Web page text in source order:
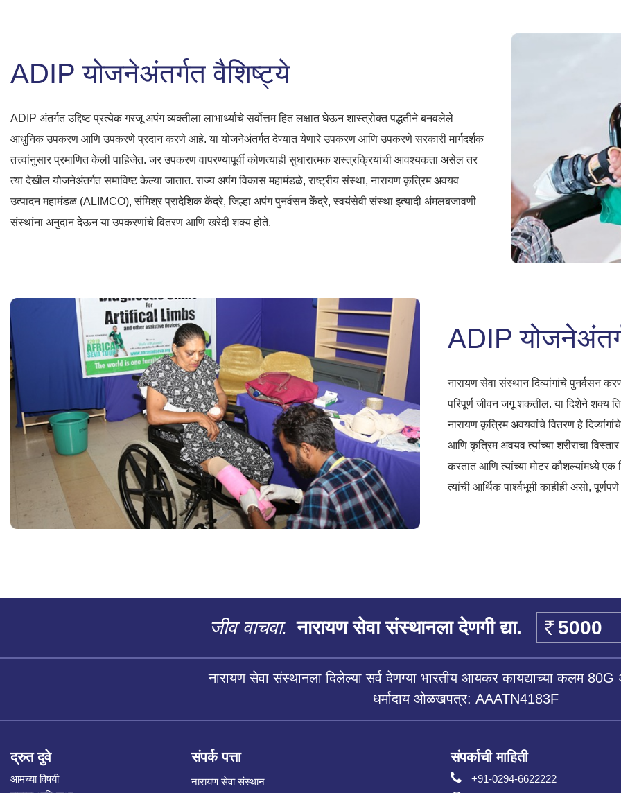
ADIP योजनेअंतर्गत वैशिष्ट्ये
ADIP अंतर्गत उद्दिष्ट प्रत्येक गरजू अपंग व्यक्तीला लाभार्थ्यांचे सर्वोत्तम हित लक्षात घेऊन शास्त्रोक्त पद्धतीने बनवलेले
आधुनिक उपकरण आणि उपकरणे प्रदान करणे आहे. या योजनेअंतर्गत देण्यात येणारे उपकरण आणि उपकरणे सरकारी मार्गदर्शक
तत्त्वांनुसार प्रमाणित केली पाहिजेत. जर उपकरण वापरण्यापूर्वी कोणत्याही सुधारात्मक शस्त्रक्रियांची आवश्यकता असेल तर
त्या देखील योजनेअंतर्गत समाविष्ट केल्या जातात. राज्य अपंग विकास महामंडळे, राष्ट्रीय संस्था, नारायण कृत्रिम अवयव
उत्पादन महामंडळ (ALIMCO), संमिश्र प्रादेशिक केंद्रे, जिल्हा अपंग पुनर्वसन केंद्रे, स्वयंसेवी संस्था इत्यादी अंमलबजावणी
संस्थांना अनुदान देऊन या उपकरणांचे वितरण आणि खरेदी शक्य होते.
ADIP
नारायण सेवा संस्थान दिव्यांगांचे पुनर्वसन
परिपूर्ण जीवन जगू शकतील. या दिशेने
नारायण कृत्रिम अवयवांचे वितरण हे
आणि कृत्रिम अवयव त्यांच्या शरीराचा
करतात आणि त्यांच्या मोटर कौशल्यांमध्ये
त्यांची आर्थिक पार्श्वभूमी काहीही असो,
जीव वाचवा. नारायण सेवा संस्थानला देणगी द्या.
नारायण सेवा संस्थानला दिलेल्या सर्व देणग्या भारतीय आयकर कायद्याच्या कलम
धर्मादाय ओळखपत्र: AAATN4183F
द्रुत दुवे
आमच्या विषयी
संपर्क पत्ता
नारायण सेवा संस्थान
संपर्काची माहिती
+91-0294-6622222